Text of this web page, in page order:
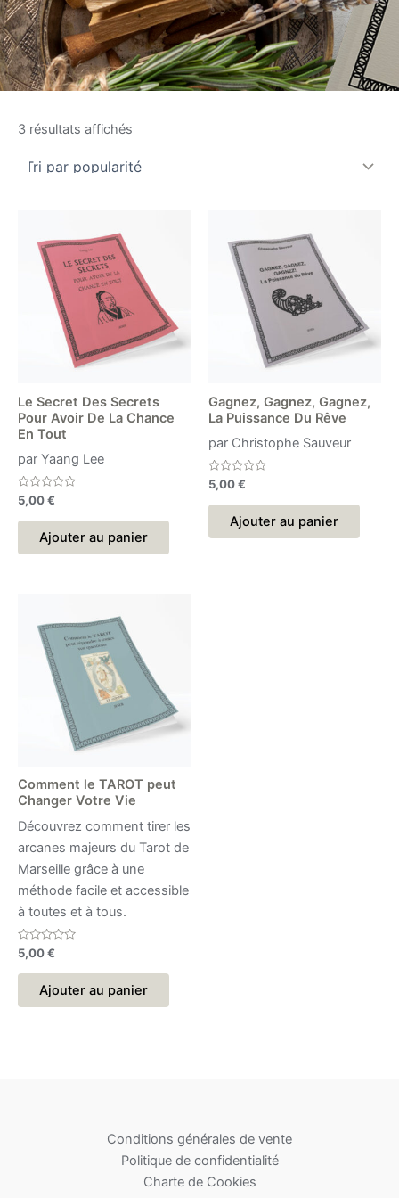
3 résultats affichés
Le Secret Des Secrets
Pour Avoir De La Chance
En Tout
par Yaang Lee
Note
sur
5,00€
Ajouter au panier
Gagnez, Gagnez, Gagnez,
La Puissance Du Rêve
par Christophe Sauveur
Note
sur
5,00€
Ajouter au panier
Comment le TAROT peut
Changer Votre Vie
Découvrez comment tirer les
arcanes majeurs du Tarot de
Marseille grâce à une
méthode facile et accessible
à toutes et à tous.
Note
0
sur
5,00€
Ajouter au panier
Conditions générales de vente
Politique de confidentialité
Charte de Cookies